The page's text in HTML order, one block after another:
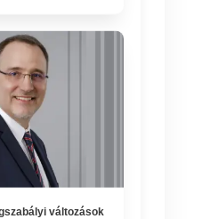
változások